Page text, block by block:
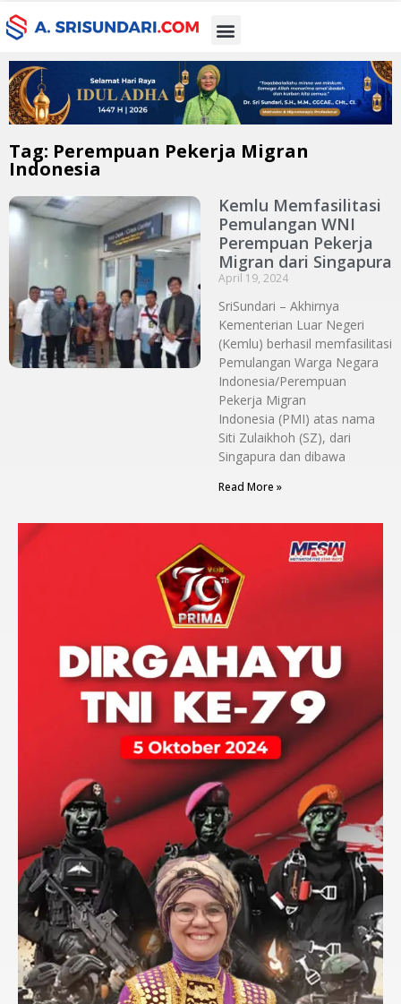
Tag: Perempuan Pekerja Migran
Indonesia
Kemlu Memfasilitasi
Pemulangan WNI
Perempuan Pekerja
Migran dari Singapura
April 19, 2024
SriSundari – Akhirnya
Kementerian Luar Negeri
(Kemlu) berhasil memfasilitasi
Pemulangan Warga Negara
Indonesia/Perempuan
Pekerja Migran
Indonesia (PMI) atas nama
Siti Zulaikhoh (SZ), dari
Singapura dan dibawa
Read More »